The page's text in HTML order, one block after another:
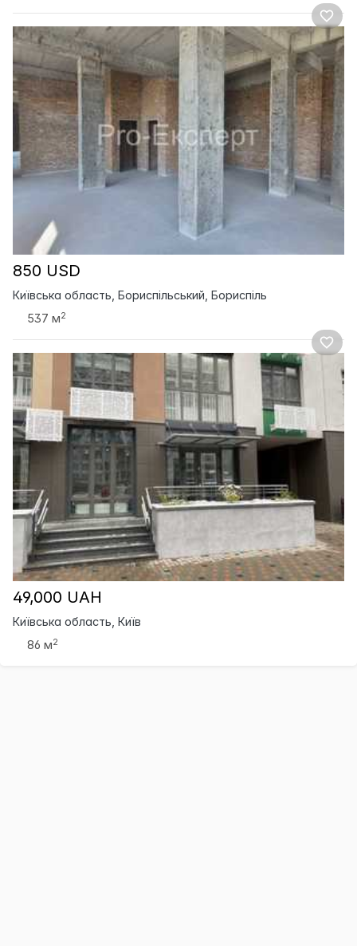
850 USD
Київська область, Бориспільський, Бориспіль
537 м2
49,000 UAH
Київська область, Київ
86 м2